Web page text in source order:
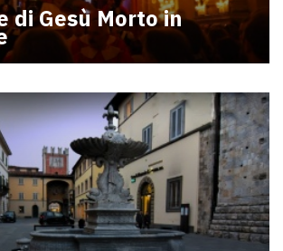
di Gesù Morto in